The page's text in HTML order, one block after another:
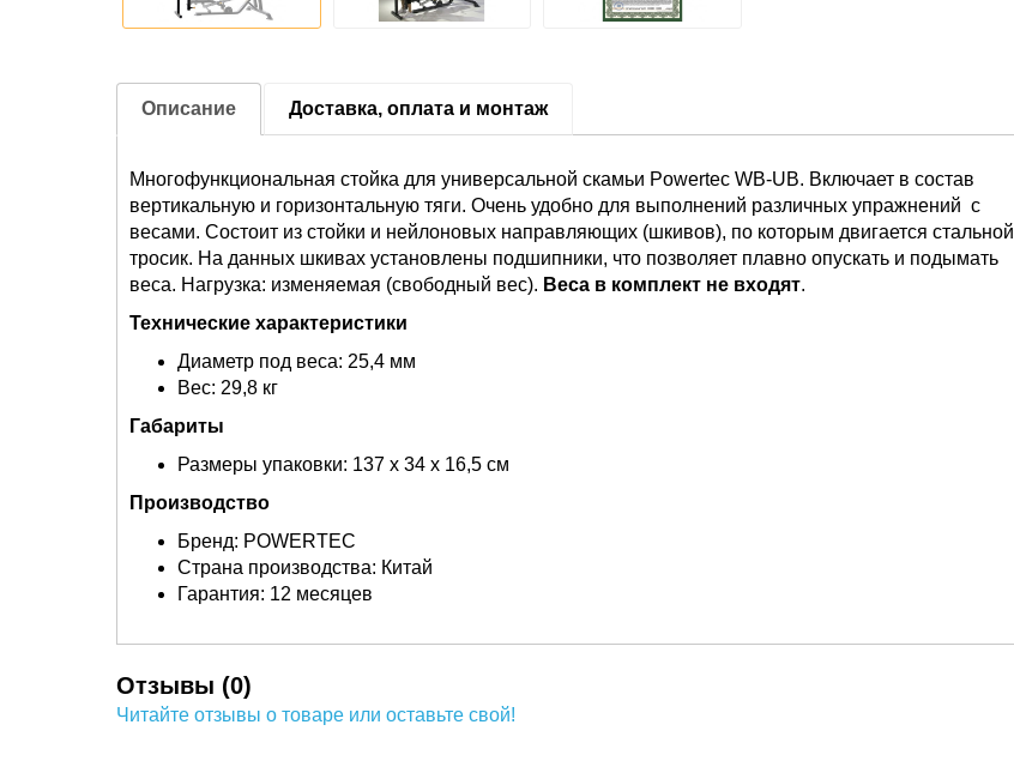
Описание Доставка, оплата и монтаж
Многофункциональная стойка для универсальной скамьи Powertec WB-UB. Включает в состав
вертикальную и горизонтальную тяги. Очень удобно для выполнений различных упражнений с
весами. Состоит из стойки и нейлоновых направляющих (шкивов), по которым двигается стальной
тросик. На данных шкивах установлены подшипники, что позволяет плавно опускать и подымать
веса. Нагрузка: изменяемая (свободный вес). Веса в комплект не входят.
Технические характеристики
Диаметр под веса: 25,4 мм
Вес: 29,8 кг
Габариты
Размеры упаковки: 137 х 34 х 16,5 см
Производство
Бренд: POWERTEC
Страна производства: Китай
Гарантия: 12 месяцев
Отзывы (0)
Читайте отзывы о товаре или оставьте свой!